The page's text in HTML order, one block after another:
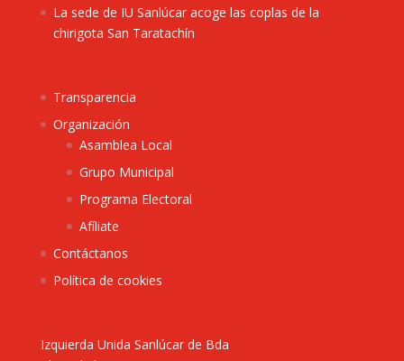
La sede de IU Sanlúcar acoge las coplas de la
chirigota San Taratachín
Transparencia
Organización
Asamblea Local
Grupo Municipal
Programa Electoral
Afíliate
Contáctanos
Política de cookies
Izquierda Unida Sanlúcar de Bda